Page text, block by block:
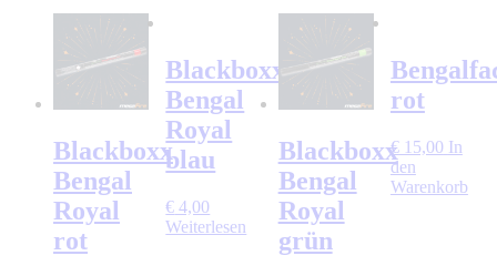
Blackboxx
Bengal
Royal
rot
Blackboxx
Bengal
Royal
blau
€ 4,00
Weiterlesen
Blackboxx
Bengal
Royal
grün
rot
€15,00 In
den
Warenkorb